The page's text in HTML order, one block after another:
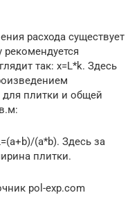
расхода существует
рекомендуется
так: x=L*k. Здесь
для плитки и общей
(a*b). Здесь за
плитки.
pol-exp.com